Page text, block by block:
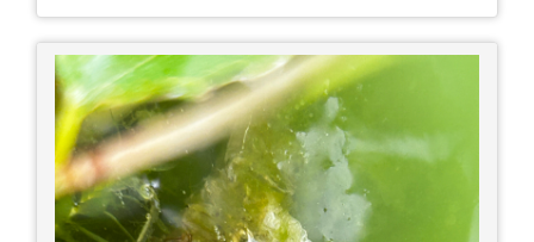
土産たち。 お好み焼きもやっぱり美味しいです
ね！ 広島また遊びに行きたいです♪